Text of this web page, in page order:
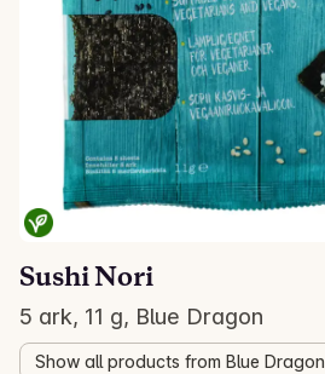
Sushi Nori
5 ark, 11 g, Blue Dragon
Show all products from Blue Dragon